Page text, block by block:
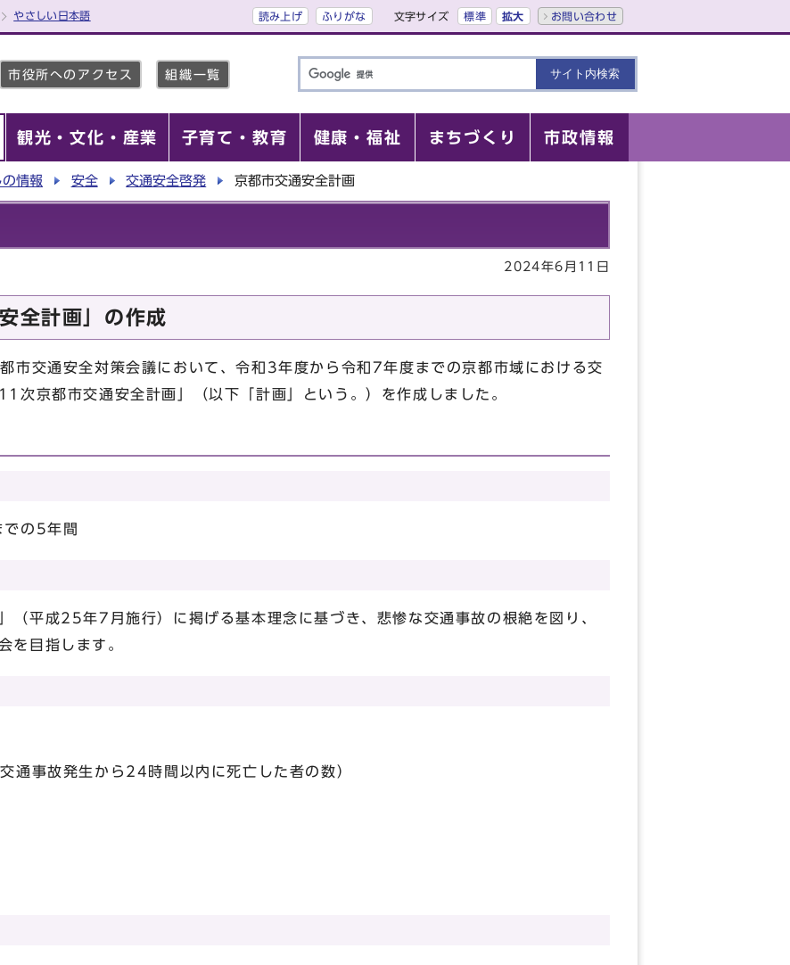
やさしい日本語 読み上げ ふりがな 文字サイズ 標準 拡大 お問い合わせ
市役所へのアクセス 組織一覧
観光・文化・産業 子育て・教育 健康・福祉 まちづくり 市政情報
情報 安全 交通安全啓発 京都市交通安全計画
2024年6月11日
全計画」の作成
交通安全対策会議において、令和3年度から令和7年度までの京都市域における交
次京都市交通安全計画」（以下「計画」という。）を作成しました。
の5年間
（平成25年7月施行）に掲げる基本理念に基づき、悲惨な交通事故の根絶を図り、
を目指します。
事故発生から24時間以内に死亡した者の数）